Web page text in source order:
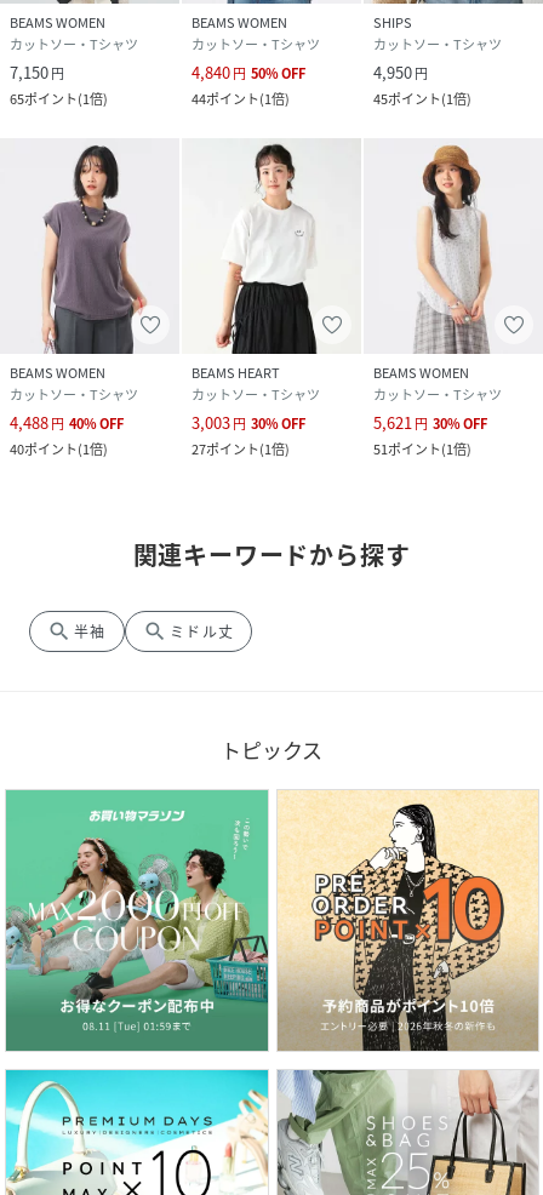
BEAMS WOMEN
カットソー・Tシャツ
7,150円
65ポイント(1倍)
BEAMS WOMEN
カットソー・Tシャツ
4,840円 50%OFF
44ポイント(1倍)
SHIPS
カットソー・Tシャツ
4,950円
45ポイント(1倍)
BEAMS WOMEN
カットソー・Tシャツ
4,488円 40%OFF
40ポイント(1倍)
BEAMS HEART
カットソー・Tシャツ
3,003円 30%OFF
27ポイント(1倍)
BEAMS WOMEN
カットソー・Tシャツ
5,621 円 30%OFF
51ポイント(1倍)
関連キーワードから探す
search 半袖 search ミドル丈
トピックス